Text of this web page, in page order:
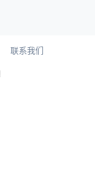
联系我们